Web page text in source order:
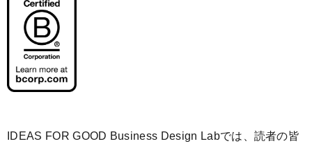
IDEAS FOR GOOD Business Design Labでは、読者の皆